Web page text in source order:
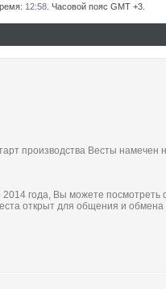
12:58 . Часовой пояс GMT +3.
производства Весты намечен
2014 года, Вы можете
открыт для общения и